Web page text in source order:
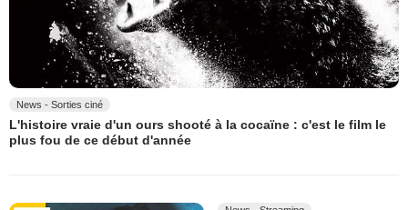
News - Sorties ciné
L'histoire vraie d'un ours shooté à la cocaïne : c'est le film le
plus fou de ce début d'année